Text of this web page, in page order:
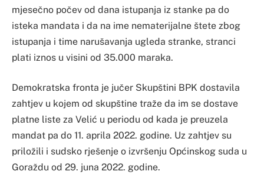
mjesečno počev od dana istupanja iz stanke pa do
isteka mandata i da na ime nematerijalne štete zbog
istupanja i time narušavanja ugleda stranke, stranci
plati iznos u visini od 35.000 maraka.
Demokratska fronta je jučer Skupštini BPK dostavila
zahtjev u kojem od skupštine traže da im se dostave
platne liste za Velić u periodu od kada je preuzela
mandat pa do 11. aprila 2022. godine. Uz zahtjev su
priložili i sudsko rješenje o izvršenju Općinskog suda u
Goraždu od 29. juna 2022. godine.